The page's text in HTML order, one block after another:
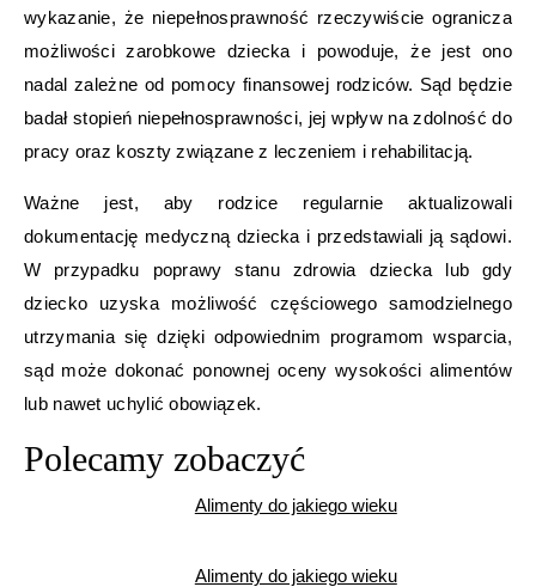
wykazanie, że niepełnosprawność rzeczywiście ogranicza
możliwości zarobkowe dziecka i powoduje, że jest ono
nadal zależne od pomocy finansowej rodziców. Sąd będzie
badał stopień niepełnosprawności, jej wpływ na zdolność do
pracy oraz koszty związane z leczeniem i rehabilitacją.
Ważne jest, aby rodzice regularnie aktualizowali
dokumentację medyczną dziecka i przedstawiali ją sądowi.
W przypadku poprawy stanu zdrowia dziecka lub gdy
dziecko uzyska możliwość częściowego samodzielnego
utrzymania się dzięki odpowiednim programom wsparcia,
sąd może dokonać ponownej oceny wysokości alimentów
lub nawet uchylić obowiązek.
Polecamy zobaczyć
Alimenty do jakiego wieku
Alimenty do jakiego wieku